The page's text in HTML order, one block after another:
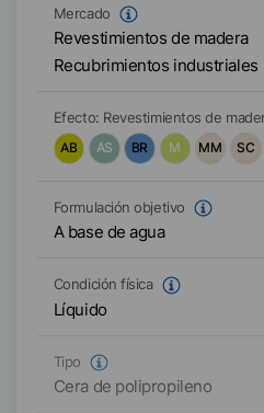
Mercado
Revestimientos de madera
Recubrimientos industriales
Efecto: Revestimientos de
AB
AS BR M MM SC
Formulación objetivo
A base de agua
Condición física
Líquido
Tipo
Cera de polipropileno